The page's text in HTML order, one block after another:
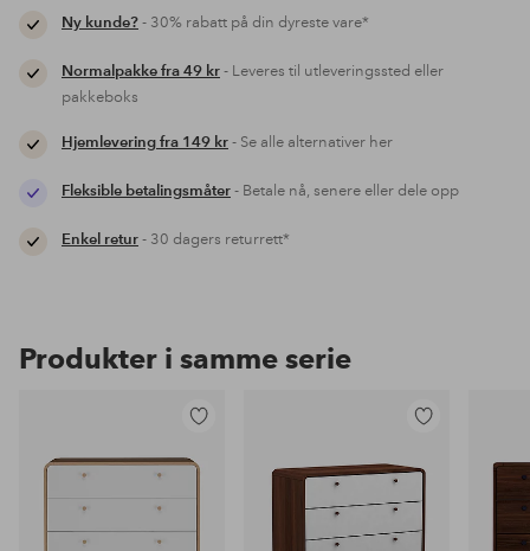
Ny kunde?- 30% rabatt på din dyreste vare*
Normalpakke fra 49 kr- Leveres til utleveringssted eller
pakkeboks
Hjemlevering fra 149 kr- Se alle alternativer her
Fleksible betalingsmåter- Betale nå, senere eller dele opp
Enkel retur- 30 dagers returrett*
Produkter i samme serie
til
favoritter
favoritter